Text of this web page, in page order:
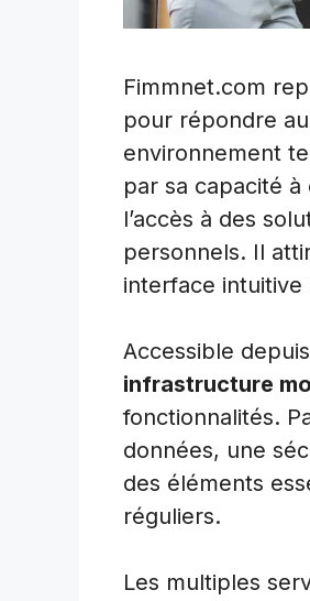
Fimmnet.com
pour répondre
environnement
par sa capacité
l’accès à des
personnels. Il
interface
Accessible
infrastructure
fonctionnalités.
données, une
des éléments
réguliers.
Les multiples